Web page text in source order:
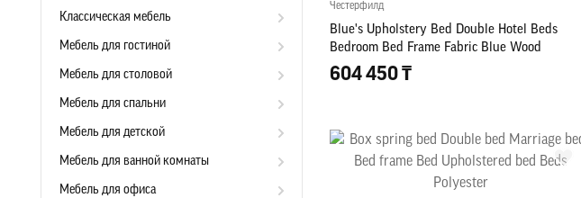
Классическая мебель
Мебель для гостиной
Мебель для столовой
Мебель для спальни
Мебель для детской
Мебель для ванной комнаты
Мебель для офиса
Честерфилд
Blue's Upholstery Bed Double Hotel Beds
Bedroom Bed Frame Fabric Blue Wood
604 450 ₸